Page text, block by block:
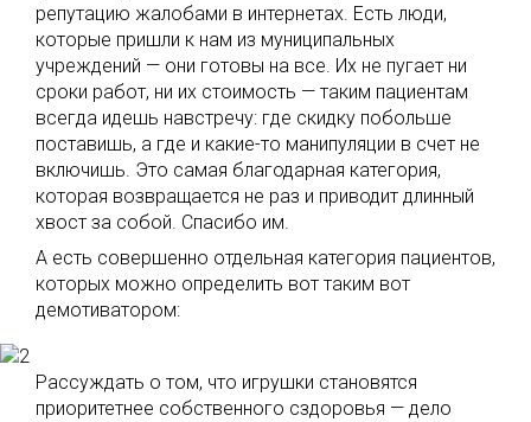
репутацию жалобами в интернетах. Есть люди,
которые пришли к нам из муниципальных
учреждений — они готовы на все. Их не пугает ни
сроки работ, ни их стоимость — таким пациентам
всегда идешь навстречу: где скидку побольше
поставишь, а где и какие-то манипуляции в счет не
включишь. Это самая благодарная категория,
которая возвращается не раз и приводит длинный
хвост за собой. Спасибо им.
А есть совершенно отдельная категория пациентов,
которых можно определить вот таким вот
демотиватором:
Рассуждать о том, что игрушки становятся
приоритетнее собственного сздоровья — дело